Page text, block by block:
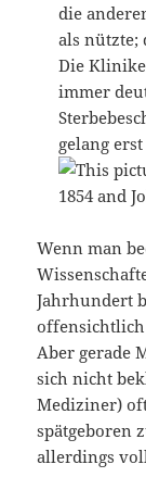
die
als nützte;
Die
immer
gelang
Wenn man
Jahrhundert
Aber gerade
sich nicht
Mediziner)
spätgeboren
allerdings